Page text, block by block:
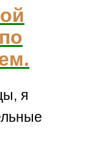
я